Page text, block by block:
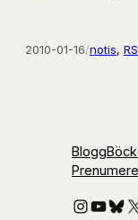
2010-01-16/notis,
Blogg
X